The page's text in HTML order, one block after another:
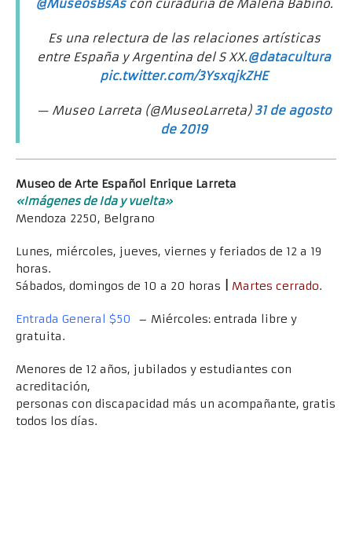
@MuseosBsAscon curaduría de Malena Babino.
Es una relectura de las relaciones artísticas
entre España y Argentina del S XX.@datacultura
pic.twitter.com/3YsxqjkZHE
— Museo Larreta (@MuseoLarreta) 31 de agosto
de 2019
Museo de Arte Español Enrique Larreta
«Imágenes de Ida y vuelta»
Mendoza 2250, Belgrano
Lunes, miércoles, jueves, viernes y feriados de 12 a 19
horas.
Sábados, domingos de 10 a 20 horas
Martes cerrado.
Entrada General $50
– Miércoles: entrada libre y
gratuita.
Menores de 12 años, jubilados y estudiantes con
acreditación,
personas con discapacidad más un acompañante, gratis
todos los días.